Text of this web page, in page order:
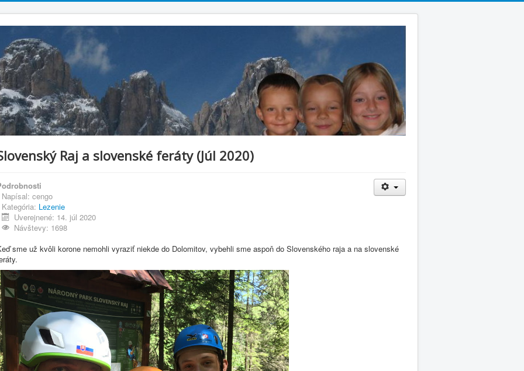
Raj a slovenské feráty (Júl 2020)
Napísal: cengo
Kategória: Lezenie
Uverejnené: 14. júl 2020
Návštevy: 1698
sme už kvôli korone nemohli vyraziť niekde do Dolomitov, vybehli sme aspoň do Slovenského raja a na slovenské